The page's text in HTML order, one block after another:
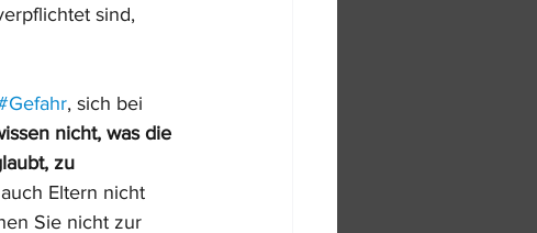
sind,
, sich bei
nicht, was die
zu
Eltern nicht
Sie nicht zur